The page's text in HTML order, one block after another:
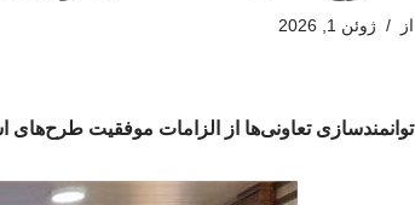
از ژوئن 1, 2026
توانمندسازی تعاونی‌ها از الزامات موفقیت